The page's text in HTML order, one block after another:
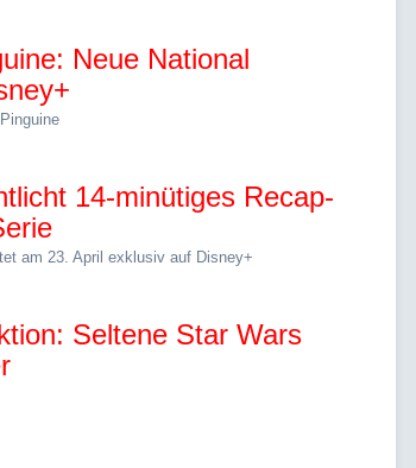
Neue National
14-minütiges Recap-
am 23. April exklusiv auf Disney+
Seltene Star Wars